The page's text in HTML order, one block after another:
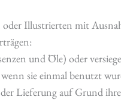
Illustrierten mit
und Öle) oder
sie einmal benutzt
Lieferung auf Grund